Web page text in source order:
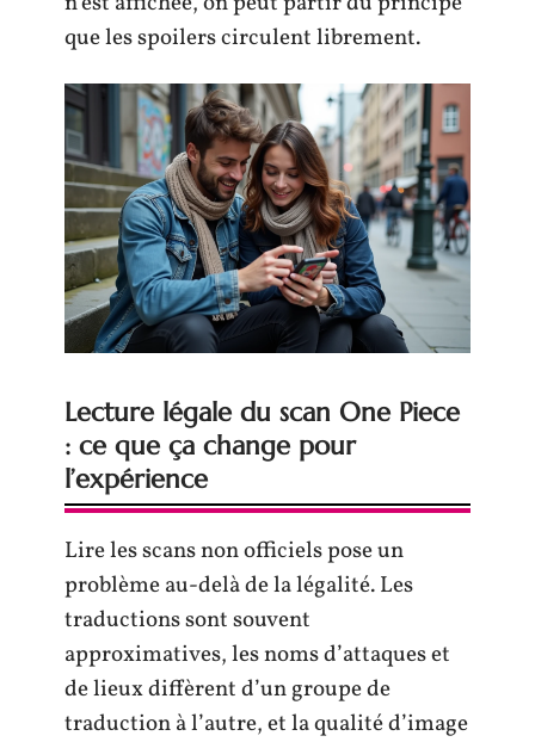
que les spoilers circulent librement.
Lecture légale du scan One Piece
: ce que ça change pour
l’expérience
Lire les scans non officiels pose un
problème au-delà de la légalité. Les
traductions sont souvent
approximatives, les noms d’attaques et
de lieux diffèrent d’un groupe de
traduction à l’autre, et la qualité d’image